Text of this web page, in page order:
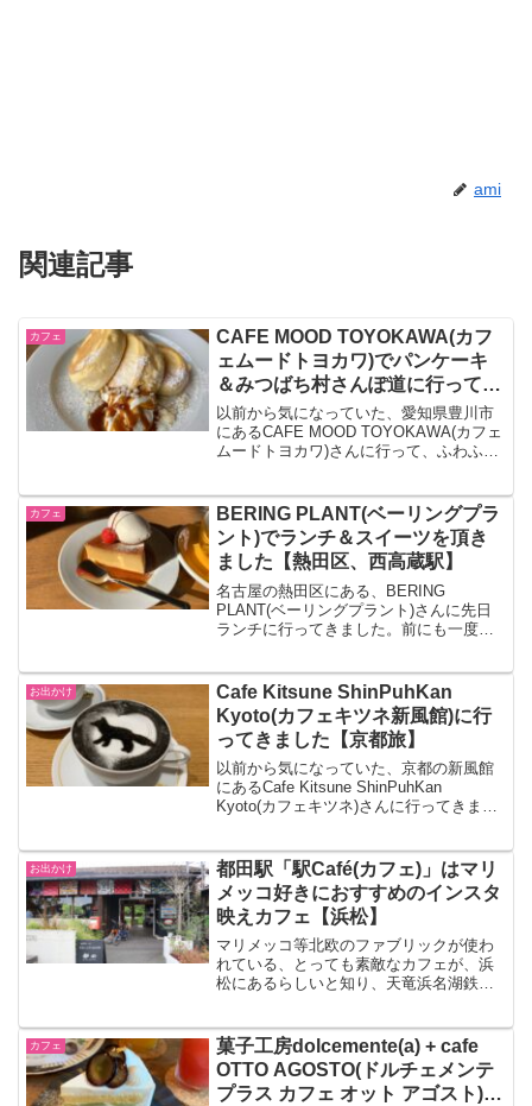
ami
関連記事
カフェ
CAFE MOOD TOYOKAWA(カフ
ェムードトヨカワ)でパンケーキ
＆みつばち村さんぽ道に行ってき
ました【愛知県豊川市】
以前から気になっていた、愛知県豊川市
にあるCAFE MOOD TOYOKAWA(カフェ
ムードトヨカワ)さんに行って、ふわふわ
す。また、はちみつの専門店みつばち村
さんぽ道...
カフェ
BERING PLANT(ベーリングプラ
ント)でランチ＆スイーツを頂き
ました【熱田区、西高蔵駅】
名古屋の熱田区にある、BERING
PLANT(ベーリングプラント)さんに先日
ランチに行ってきました。前にも一度ラ
ったので、今回少し時間をずらして行っ
て、初めて行けて嬉し...
お出かけ
Cafe Kitsune ShinPuhKan
Kyoto(カフェキツネ新風館)に行
ってきました【京都旅】
以前から気になっていた、京都の新風館
にあるCafe Kitsune ShinPuhKan
Kyoto(カフェキツネ)さんに行ってきまし
代的でおしゃれな雰囲気にうっとりで...
お出かけ
都田駅「駅Café(カフェ)」はマリ
メッコ好きにおすすめのインスタ
映えカフェ【浜松】
マリメッコ等北欧のファブリックが使わ
れている、とっても素敵なカフェが、浜
松にあるらしいと知り、天竜浜名湖鉄道
好きにはたまらない、インスタ映え間違
いなし＆最高にフ...
カフェ
菓子工房dolcemente(a) + cafe
OTTO AGOSTO(ドルチェメンテ
プラス カフェ オット アゴスト)に